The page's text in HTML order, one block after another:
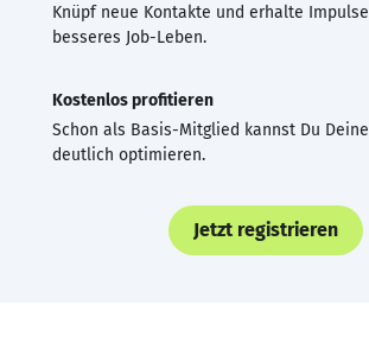
Knüpf neue Kontakte und erhalte
besseres Job-Leben.
Kostenlos profitieren
Schon als Basis-Mitglied kannst Du Deine
deutlich optimieren.
Jetzt registrieren